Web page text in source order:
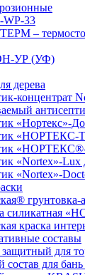
33
–
УР (УФ)
дерева
концентрат
«Нортекс»-
«НОРТЕКС-
«Nortex»-Lux
«Nortex»-
грунтовка-
силикатная
краска
составы
защитный для
состав для